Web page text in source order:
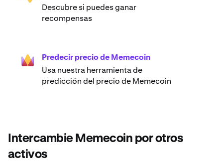
Descubre si puedes ganar
recompensas
Predecir precio de Memecoin
Usa nuestra herramienta de
predicción del precio de Memecoin
Intercambie Memecoin por otros
activos